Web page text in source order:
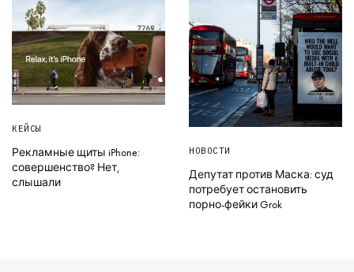
КЕЙСЫ
Рекламные щиты iPhone:
совершенство? Нет,
слышали
НОВОСТИ
Депутат против Маска: суд
потребует остановить
порно-фейки Grok